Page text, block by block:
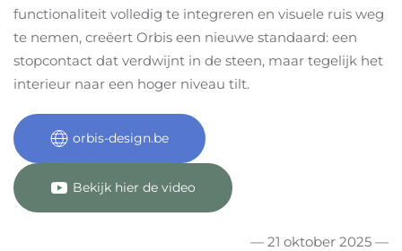
functionaliteit volledig te integreren en visuele ruis weg
te nemen, creëert Orbis een nieuwe standaard: een
stopcontact dat verdwijnt in de steen, maar tegelijk het
interieur naar een hoger niveau tilt.
orbis-design.be
Bekijk hier de video
— 21 oktober 2025 —